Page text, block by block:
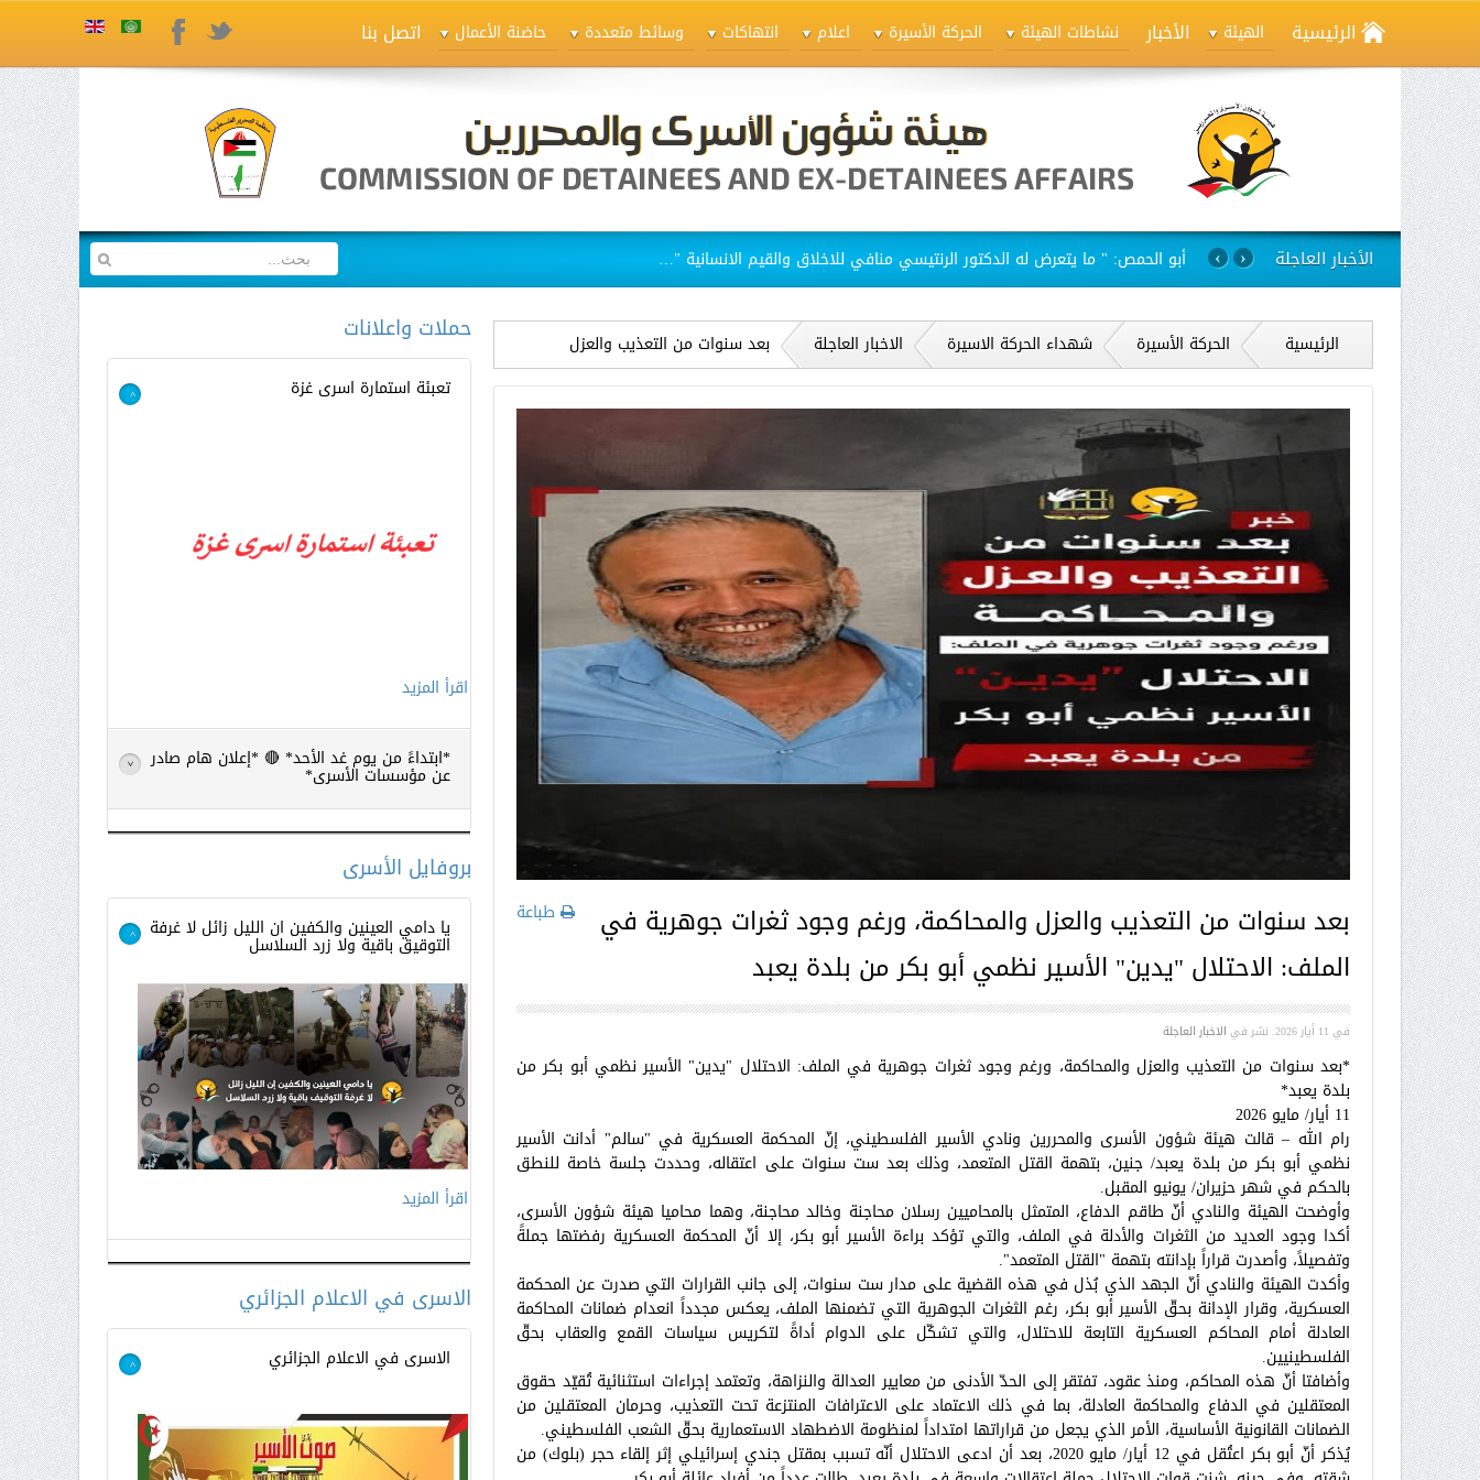
الرئيسية الهيئة الأخبار نشاطات الهيئة الحركة الأسيرة اعلام انتهاكات وسائط متعددة حاضنة الأعمال اتصل بنا FacebookTwitter
الأخبار العاجلة استمرار مسلسل الانتهاكات بحق الاسيرات في سجن "الدامون" › ‹
الرئيسية الحركة الأسيرة شهداء الحركة الاسيرة الاخبار العاجلة
بعد سنوات من التعذيب والعزل
والمحاكمة، ورغم وجود ثغرات جوهرية
في الملف: الاحتلال "يدين" الأسير
نظمي أبو بكر من بلدة يعبد
طباعة
بعد سنوات من التعذيب والعزل والمحاكمة، ورغم وجود ثغرات جوهرية في
الملف: الاحتلال "يدين" الأسير نظمي أبو بكر من بلدة يعبد
في 11 أيار 2026 . نشر في الاخبار العاجلة
*بعد سنوات من التعذيب والعزل والمحاكمة، ورغم وجود ثغرات جوهرية في الملف: الاحتلال "يدين" الأسير نظمي أبو بكر من
بلدة يعبد*
11 أيار/ مايو 2026
رام الله – قالت هيئة شؤون الأسرى والمحررين ونادي الأسير الفلسطيني، إنّ المحكمة العسكرية في "سالم" أدانت الأسير
نظمي أبو بكر من بلدة يعبد/ جنين، بتهمة القتل المتعمد، وذلك بعد ست سنوات على اعتقاله، وحددت جلسة خاصة للنطق
بالحكم في شهر حزيران/ يونيو المقبل.
وأوضحت الهيئة والنادي أنّ طاقم الدفاع، المتمثل بالمحاميين رسلان محاجنة وخالد محاجنة، وهما محاميا هيئة شؤون الأسرى،
أكدا وجود العديد من الثغرات والأدلة في الملف، والتي تؤكد براءة الأسير أبو بكر، إلا أنّ المحكمة العسكرية رفضتها جملةً
وتفصيلاً، وأصدرت قراراً بإدانته بتهمة "القتل المتعمد".
وأكدت الهيئة والنادي أنّ الجهد الذي بُذل في هذه القضية على مدار ست سنوات، إلى جانب القرارات التي صدرت عن المحكمة
العسكرية، وقرار الإدانة بحقّ الأسير أبو بكر، رغم الثغرات الجوهرية التي تضمنها الملف، يعكس مجدداً انعدام ضمانات المحاكمة
العادلة أمام المحاكم العسكرية التابعة للاحتلال، والتي تشكّل على الدوام أداةً لتكريس سياسات القمع والعقاب بحقّ
الفلسطينيين.
وأضافتا أنّ هذه المحاكم، ومنذ عقود، تفتقر إلى الحدّ الأدنى من معايير العدالة والنزاهة، وتعتمد إجراءات استثنائية تُقيّد حقوق
المعتقلين في الدفاع والمحاكمة العادلة، بما في ذلك الاعتماد على الاعترافات المنتزعة تحت التعذيب، وحرمان المعتقلين من
الضمانات القانونية الأساسية، الأمر الذي يجعل من قراراتها امتداداً لمنظومة الاضطهاد الاستعمارية بحقّ الشعب الفلسطيني.
يُذكر أنّ أبو بكر اعتُقل في 12 أيار/ مايو 2020، بعد أن ادعى الاحتلال أنّه تسبب بمقتل جندي إسرائيلي إثر إلقاء حجر (بلوك) من
حملات واعلانات
تعبئة استمارة اسرى غزة >
اقرأ المزيد
*ابتداءً من يوم غد الأحد* 🔴 *إعلان هام صادر
عن مؤسسات الأسرى* >
اقرأ المزيد
بروفايل الأسرى
يا دامي العينين والكفين ان الليل زائل لا غرفة
التوقيق باقية ولا زرد السلاسل >
اقرأ المزيد
الاسرى في الاعلام الجزائري
الاسرى في الاعلام الجزائري >